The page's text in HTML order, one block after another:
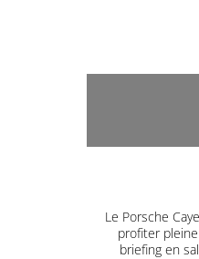
Le Porsche
profiter
briefing en